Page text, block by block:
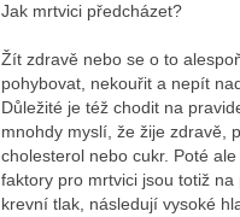
Jak mrtvici předcházet?
Žít zdravě nebo se o to
pohybovat, nekouřit a nepít
Důležité je též chodit na
mnohdy myslí, že žije zdravě,
cholesterol nebo cukr. Poté
faktory pro mrtvici jsou totiž
krevní tlak, následují vysoké